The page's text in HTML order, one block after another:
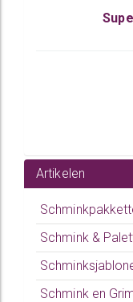
Artikelen
Schmink &
Schmink en